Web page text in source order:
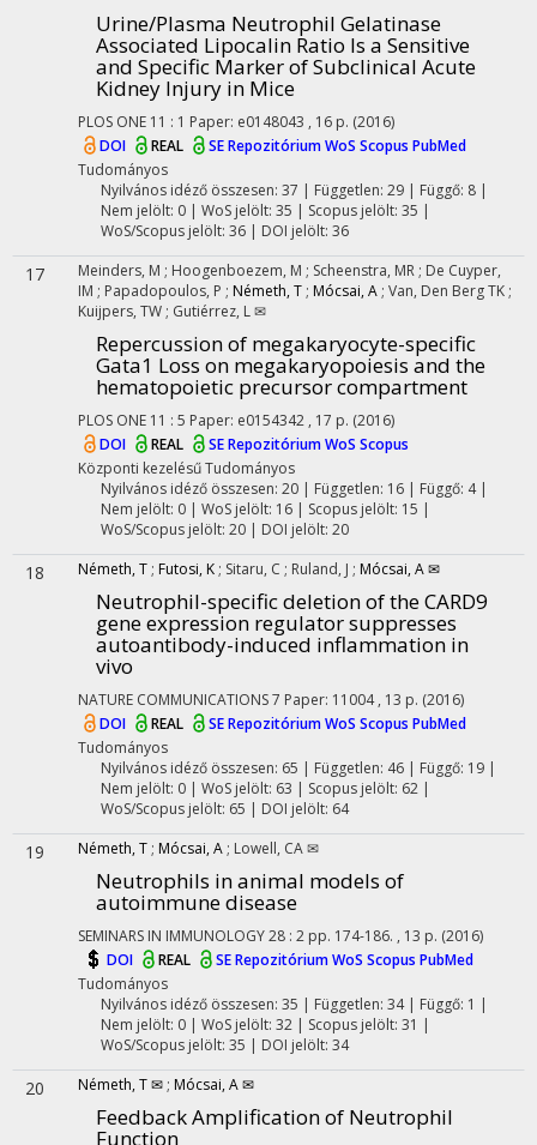
Urine/Plasma Neutrophil Gelatinase
Associated Lipocalin Ratio Is a Sensitive
and Specific Marker of Subclinical Acute
Kidney Injury in Mice
PLOS ONE 11 : 1 Paper: e0148043 , 16 p. (2016)
DOI
REAL SE RepozitóriumWoS Scopus PubMed
Tudományos
Nyilvános idéző összesen: 37 | Független: 29 | Függő: 8 |
Nem jelölt: 0 | WoS jelölt: 35 | Scopus jelölt: 35 |
WoS/Scopus jelölt: 36 | DOI jelölt: 36
17 Meinders, M ; Hoogenboezem, M ; Scheenstra, MR ; De Cuyper,
IM ; Papadopoulos, P ; Németh, T ; Mócsai, A ; Van, Den Berg TK ;
Kuijpers, TW ; Gutiérrez, L ✉
Repercussion of megakaryocyte-specific
Gata1 Loss on megakaryopoiesis and the
hematopoietic precursor compartment
PLOS ONE 11 : 5 Paper: e0154342 , 17 p. (2016)
DOI
REAL SE RepozitóriumWoS Scopus
Központi kezelésűTudományos
Nyilvános idéző összesen: 20| Független: 16 | Függő: 4 |
Nem jelölt: 0 | WoS jelölt: 16 | Scopus jelölt: 15 |
WoS/Scopus jelölt: 20 | DOI jelölt: 20
18 Németh, T ; Futosi, K ; Sitaru, C ; Ruland, J ; Mócsai, A ✉
Neutrophil-specific deletion of the CARD9
gene expression regulator suppresses
autoantibody-induced inflammation in
vivo
NATURE COMMUNICATIONS7 Paper: 11004 , 13 p. (2016)
DOI
REAL SE RepozitóriumWoS Scopus PubMed
Tudományos
Nyilvános idéző összesen: 65 | Független: 46 | Függő: 19 |
Nem jelölt: 0 | WoS jelölt: 63 | Scopus jelölt: 62 |
WoS/Scopus jelölt: 65 | DOI jelölt: 64
19 Németh, T ; Mócsai, A ; Lowell, CA ✉
Neutrophils in animal models of
autoimmune disease
SEMINARS IN IMMUNOLOGY28 : 2 pp. 174-186. , 13 p. (2016)
DOI
REAL SE RepozitóriumWoS Scopus PubMed
Tudományos
Nyilvános idéző összesen: 35 | Független: 34 | Függő: 1 |
Nem jelölt: 0 | WoS jelölt: 32 | Scopus jelölt: 31 |
WoS/Scopus jelölt: 35 | DOI jelölt: 34
20 Németh, T ✉ ; Mócsai, A ✉
Feedback Amplification of Neutrophil
Function